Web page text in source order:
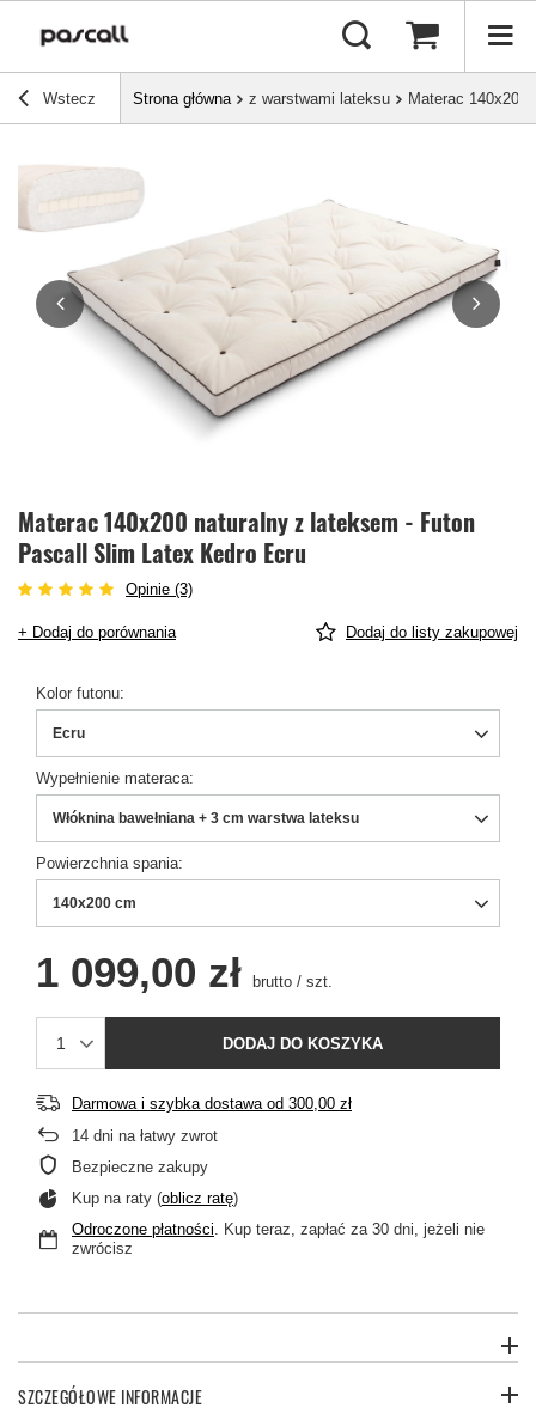
Wstecz Strona główna z warstwami lateksu Materac
Materac 140x200 naturalny z lateksem - Futon
Pascall Slim Latex Kedro Ecru
Opinie (3)
+ Dodaj do porównania Dodaj do listy zakupowej
Kolor futonu
Ecru
Wypełnienie materaca
Włóknina bawełniana + 3 cm warstwa lateksu
Powierzchnia spania
140x200 cm
1 099,00 zł brutto / szt.
DODAJ DO KOSZYKA
Darmowa i szybka dostawaod 300,00 zł
14 dni na łatwy zwrot
Bezpieczne zakupy
Kup na raty (oblicz ratę)
Odroczone płatności. Kup teraz, zapłać za 30 dni, jeżeli nie
zwrócisz
SZCZEGÓŁOWE INFORMACJE